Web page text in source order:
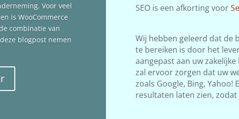
Voor veel
is WooCommerce
combinatie van
blogpost nemen
SEO is een afkorting voor
Wij hebben geleerd dat de
te bereiken is door het
aangepast aan uw
zal ervoor zorgen dat uw
zoals Google, Bing, Yahoo!
resultaten laten zien,